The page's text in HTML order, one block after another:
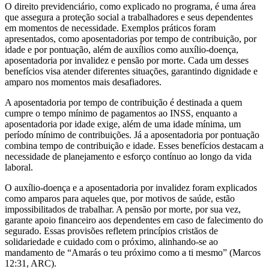
O direito previdenciário, como explicado no programa, é uma área
que assegura a proteção social a trabalhadores e seus dependentes
em momentos de necessidade. Exemplos práticos foram
apresentados, como aposentadorias por tempo de contribuição, por
idade e por pontuação, além de auxílios como auxílio-doença,
aposentadoria por invalidez e pensão por morte. Cada um desses
benefícios visa atender diferentes situações, garantindo dignidade e
amparo nos momentos mais desafiadores.
A aposentadoria por tempo de contribuição é destinada a quem
cumpre o tempo mínimo de pagamentos ao INSS, enquanto a
aposentadoria por idade exige, além de uma idade mínima, um
período mínimo de contribuições. Já a aposentadoria por pontuação
combina tempo de contribuição e idade. Esses benefícios destacam a
necessidade de planejamento e esforço contínuo ao longo da vida
laboral.
O auxílio-doença e a aposentadoria por invalidez foram explicados
como amparos para aqueles que, por motivos de saúde, estão
impossibilitados de trabalhar. A pensão por morte, por sua vez,
garante apoio financeiro aos dependentes em caso de falecimento do
segurado. Essas provisões refletem princípios cristãos de
solidariedade e cuidado com o próximo, alinhando-se ao
mandamento de “Amarás o teu próximo como a ti mesmo” (Marcos
12:31, ARC).